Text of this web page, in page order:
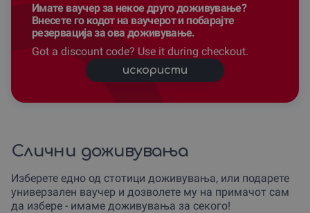
Имате ваучер за некое друго доживување?
Внесете го кодот на ваучерот и побарајте
резервација за ова доживување.
Got a discount code? Use it during checkout.
искористи
Слични доживувања
Изберете едно од стотици доживувања, или подарете
универзален ваучер и дозволете му на примачот сам
да избере - имаме доживувања за секого!